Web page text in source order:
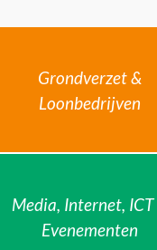
Grondverzet &
Loonbedrijven
Media, Internet, ICT
Evenementen